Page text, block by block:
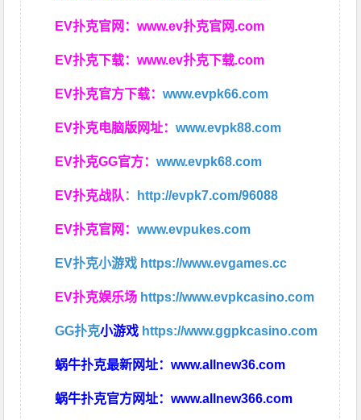
EV扑克官网：www.ev扑克官网.com
EV扑克下载：www.ev扑克下载.com
EV扑克官方下载：www.evpk66.com
EV扑克电脑版网址：www.evpk88.com
EV扑克GG官方：www.evpk68.com
EV扑克战队 ： http://evpk7.com/96088
EV扑克官网：www.evpukes.com
EV扑克小游戏 https://www.evgames.cc
EV扑克娱乐场 https://www.evpkcasino.com
GG扑克小游戏 https://www.ggpkcasino.com
蜗牛扑克最新网址：www.allnew36.com
蜗牛扑克官方网址：www.allnew366.com